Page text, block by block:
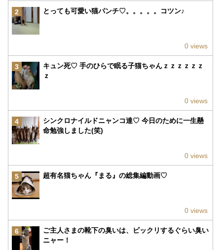
2 とっても可愛い猫パンチ♡。。。。。コツン♪
0 views
3
キュン死♡ 手のひらで眠る子猫ちゃんｚｚｚｚｚｚ
ｚ
0 views
4
シンクロナイルドニャンコ達♡ 今日のために一生懸
命勉強しました(笑)
0 views
5 超有名猫ちゃん『まる』の総集編動画♡
0 views
6
ご主人さまの靴下の臭いは、ビックリするぐらい臭い
ニャー！